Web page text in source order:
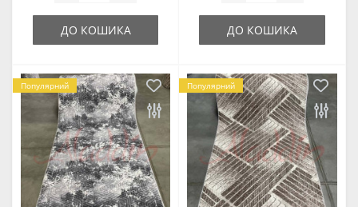
ДО КОШИКА ДО КОШИКА
Популярний Популярний